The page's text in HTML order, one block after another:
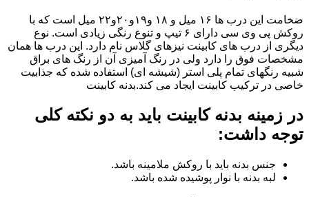
ضخامت این درب ها ۱۶ میل و ۱۸ و١٩و٢٠و٢٢ میل است که با
روکش پی وی سی دارای ۶ تیپ و تنوع رنگی زیادی است. نوع
دیگری از درب های کابینت نیزهای گلاس نام دارد. این درب ها همان
مشخصات فوق را دارد ولی در رنگ آمیزی آن از رنگ های براق
شبیه رنگهای تمام پلی استر (شیشه ای) استفاده شده که جذابیت
خاصی در ترکیب کابینت ایجاد می کند.بدنه کابینت
در زمینه بدنه کابینت باید به دو نکته کلی
توجه داشت:
جنس بدنه باید با روکش ملامینه باشد.
لبه بدنه با نوار پوشیده شده باشد.